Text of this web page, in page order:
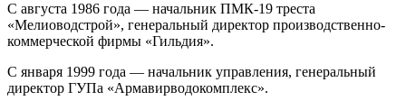
С августа 1986 года — начальник ПМК-19 треста
«Мелиоводстрой», генеральный директор производственно-
коммерческой фирмы «Гильдия».
С января 1999 года — начальник управления, генеральный
директор ГУПа «Армавирводокомплекс».